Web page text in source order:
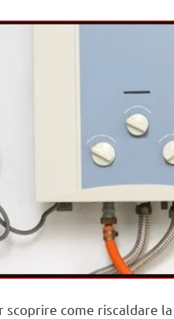
scoprire come riscaldare